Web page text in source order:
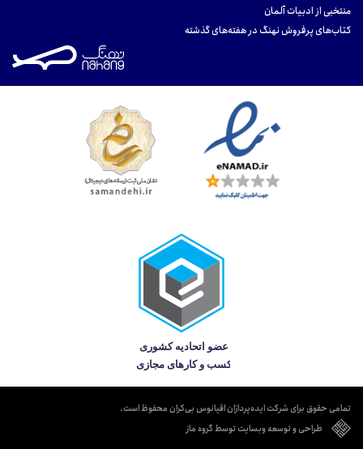
منتخبی از ادبیات آلمان
کتاب‌های پرفروش نهنگ در هفته‌های گذشته
تمامی حقوق برای شرکت ایده‌پردازان اقیانوس بی‌کران محفوظ است.
طراحی و توسعه وبسایت توسط گروه ماز